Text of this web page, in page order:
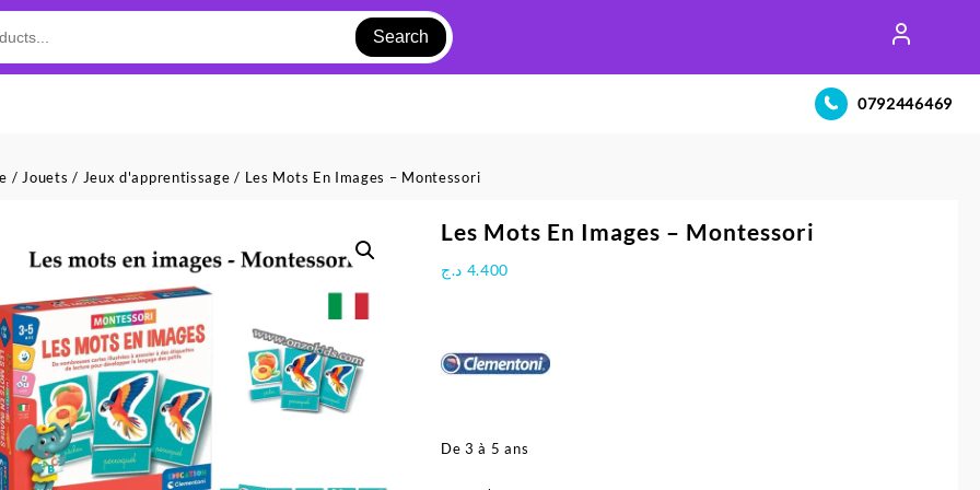
Search
0792446469
/ Jouets / Jeux d'apprentissage / Les Mots En Images – Montessori
Les Mots En Images – Montessori
4.400 د.ج
De 3 à 5 ans